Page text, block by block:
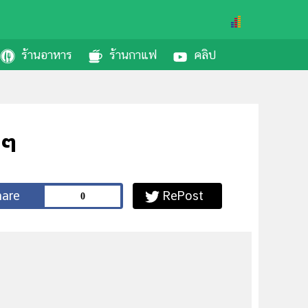
ร้านอาหาร ร้านกาแฟ คลิป
0